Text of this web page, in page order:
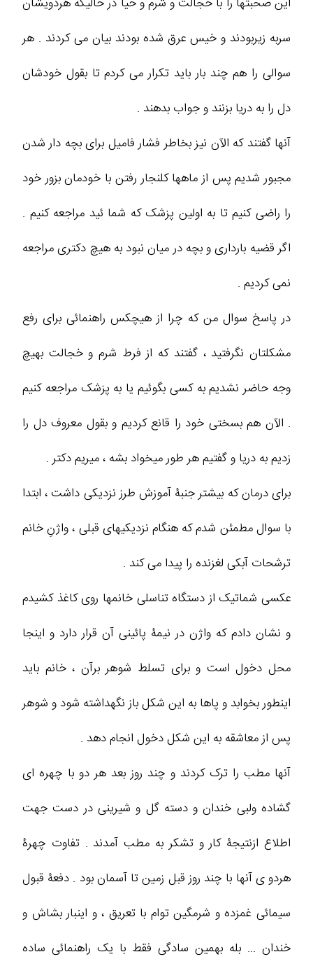
سربه زیربودند و خیس عرق شده بودند بیان می کردند . هر
سوالی را هم چند بار باید تکرار می کردم تا بقول خودشان
دل را به دریا بزنند و جواب بدهند .
آنها گفتند که الآن نیز بخاطر فشار فامیل برای بچه دار شدن
مجبور شدیم پس از ماهها کلنجار رفتن با خودمان بزور خود
را راضی کنیم تا به اولین پزشک که شما ئید مراجعه کنیم .
اگر قضیه بارداری و بچه در میان نبود به هیچ دکتری مراجعه
نمی کردیم .
در پاسخ سوال من که چرا از هیچکس راهنمائی برای رفع
مشکلتان نگرفتید ، گفتند که از فرط شرم و خجالت بهیچ
وجه حاضر نشدیم به کسی بگوئیم یا به پزشک مراجعه کنیم
. الآن هم بسختی خود را قانع کردیم و بقول معروف دل را
زدیم به دریا و گفتیم هر طور میخواد بشه ، میریم دکتر .
برای درمان که بیشتر جنبۀ آموزش طرز نزدیکی داشت ، ابتدا
با سوال مطمئن شدم که هنگام نزدیکیهای قبلی ، واژنِ خانم
ترشحات آبکی لغزنده را پیدا می کند .
عکسی شماتیک از دستگاه تناسلی خانمها روی کاغذ کشیدم
و نشان دادم که واژن در نیمۀ پائینی آن قرار دارد و اینجا
محل دخول است و برای تسلط شوهر برآن ، خانم باید
اینطور بخوابد و پاها به این شکل باز نگهداشته شود و شوهر
پس از معاشقه به این شکل دخول انجام دهد .
آنها مطب را ترک کردند و چند روز بعد هر دو با چهره ای
گشاده ولبی خندان و دسته گل و شیرینی در دست جهت
اطلاع ازنتیجۀ کار و تشکر به مطب آمدند . تفاوت چهرۀ
هردو ی آنها با چند روز قبل زمین تا آسمان بود . دفعۀ قبول
سیمائی غمزده و شرمگین توام با تعریق ، و اینبار بشاش و
خندان ... بله بهمین سادگی فقط با یک راهنمائی ساده